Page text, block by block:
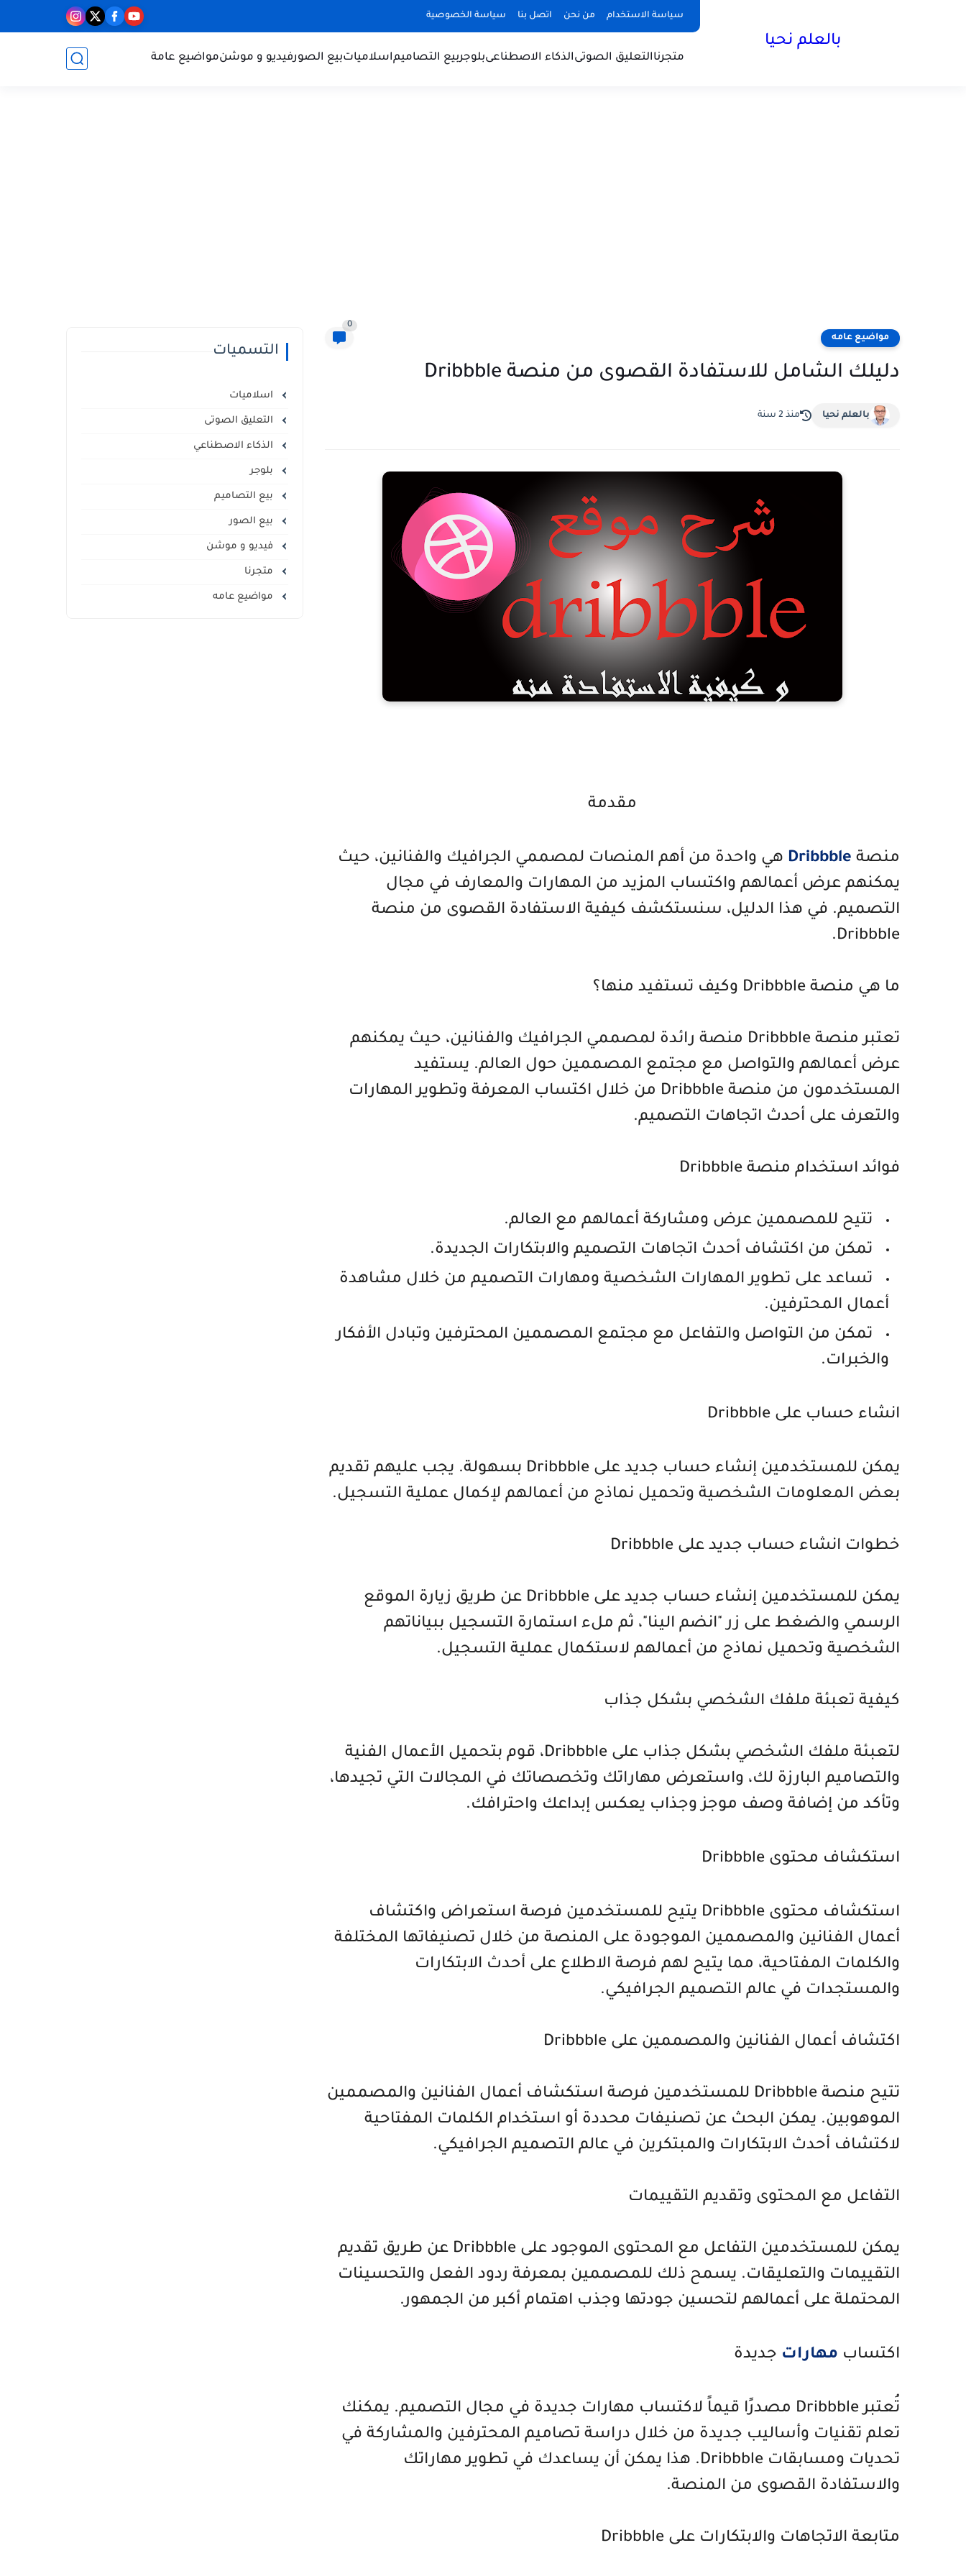
سياسة الاستخدام من نحن اتصل بنا سياسة الخصوصية
بالعلم نحيا
متجرناالتعليق الصوتىالذكاء الاصطناعىبلوجربيع التصاميماسلامياتبيع الصورفيديو و موشنمواضيع عامة
مواضيع عامه
0
دليلك الشامل للاستفادة القصوى من منصة Dribbble
بالعلم نحيا منذ 2 سنة
مقدمة
منصة Dribbble هي واحدة من أهم المنصات لمصممي الجرافيك والفنانين، حيث
يمكنهم عرض أعمالهم واكتساب المزيد من المهارات والمعارف في مجال
التصميم. في هذا الدليل، سنستكشف كيفية الاستفادة القصوى من منصة
Dribbble.
ما هي منصة Dribbble وكيف تستفيد منها؟
تعتبر منصة Dribbble منصة رائدة لمصممي الجرافيك والفنانين، حيث يمكنهم
عرض أعمالهم والتواصل مع مجتمع المصممين حول العالم. يستفيد
المستخدمون من منصة Dribbble من خلال اكتساب المعرفة وتطوير المهارات
والتعرف على أحدث اتجاهات التصميم.
فوائد استخدام منصة Dribbble
تتيح للمصممين عرض ومشاركة أعمالهم مع العالم.
تمكن من اكتشاف أحدث اتجاهات التصميم والابتكارات الجديدة.
تساعد على تطوير المهارات الشخصية ومهارات التصميم من خلال مشاهدة
أعمال المحترفين.
تمكن من التواصل والتفاعل مع مجتمع المصممين المحترفين وتبادل الأفكار
والخبرات.
انشاء حساب على Dribbble
يمكن للمستخدمين إنشاء حساب جديد على Dribbble بسهولة. يجب عليهم تقديم
بعض المعلومات الشخصية وتحميل نماذج من أعمالهم لإكمال عملية التسجيل.
خطوات انشاء حساب جديد على Dribbble
يمكن للمستخدمين إنشاء حساب جديد على Dribbble عن طريق زيارة الموقع
الرسمي والضغط على زر "انضم الينا"، ثم ملء استمارة التسجيل ببياناتهم
الشخصية وتحميل نماذج من أعمالهم لاستكمال عملية التسجيل.
كيفية تعبئة ملفك الشخصي بشكل جذاب
لتعبئة ملفك الشخصي بشكل جذاب على Dribbble، قوم بتحميل الأعمال الفنية
والتصاميم البارزة لك، واستعرض مهاراتك وتخصصاتك في المجالات التي تجيدها،
وتأكد من إضافة وصف موجز وجذاب يعكس إبداعك واحترافك.
استكشاف محتوى Dribbble
استكشاف محتوى Dribbble يتيح للمستخدمين فرصة استعراض واكتشاف
أعمال الفنانين والمصممين الموجودة على المنصة من خلال تصنيفاتها المختلفة
والكلمات المفتاحية، مما يتيح لهم فرصة الاطلاع على أحدث الابتكارات
والمستجدات في عالم التصميم الجرافيكي.
اكتشاف أعمال الفنانين والمصممين على Dribbble
تتيح منصة Dribbble للمستخدمين فرصة استكشاف أعمال الفنانين والمصممين
الموهوبين. يمكن البحث عن تصنيفات محددة أو استخدام الكلمات المفتاحية
لاكتشاف أحدث الابتكارات والمبتكرين في عالم التصميم الجرافيكي.
التفاعل مع المحتوى وتقديم التقييمات
يمكن للمستخدمين التفاعل مع المحتوى الموجود على Dribbble عن طريق تقديم
التقييمات والتعليقات. يسمح ذلك للمصممين بمعرفة ردود الفعل والتحسينات
المحتملة على أعمالهم لتحسين جودتها وجذب اهتمام أكبر من الجمهور.
اكتساب مهارات جديدة
تُعتبر Dribbble مصدرًا قيماً لاكتساب مهارات جديدة في مجال التصميم. يمكنك
تعلم تقنيات وأساليب جديدة من خلال دراسة تصاميم المحترفين والمشاركة في
تحديات ومسابقات Dribbble. هذا يمكن أن يساعدك في تطوير مهاراتك
والاستفادة القصوى من المنصة.
متابعة الاتجاهات والابتكارات على Dribbble
التسميات
اسلاميات
التعليق الصوتى
الذكاء الاصطناعي
بلوجر
بيع التصاميم
بيع الصور
فيديو و موشن
متجرنا
مواضيع عامه